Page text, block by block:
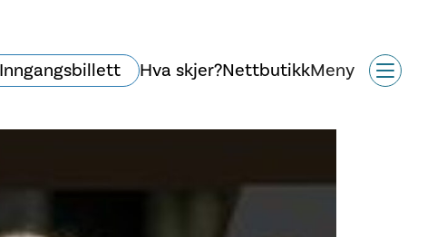
Inngangsbillett Hva skjer?NettbutikkMeny